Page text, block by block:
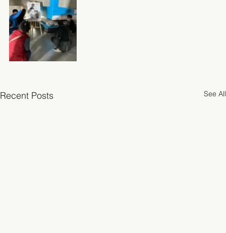
Recent Posts See All